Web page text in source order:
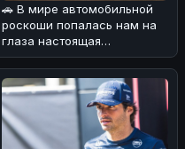
🚗 В мире автомобильной
роскоши попалась нам на
глаза настоящая
жемчужина! 💎Cadillac CTS
2008 года